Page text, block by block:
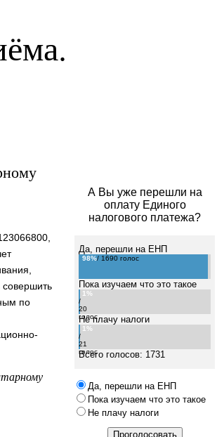
А Вы уже перешли на
оплату Единого
налогового платежа?
Да, перешли на ЕНП
98%/ 1690 голос
Пока изучаем что это такое
1%
/
20
голос
Не плачу налоги
1%
/
21
голос
Всего голосов: 1731
Да, перешли на ЕНП
Пока изучаем что это такое
Не плачу налоги
совершить
по